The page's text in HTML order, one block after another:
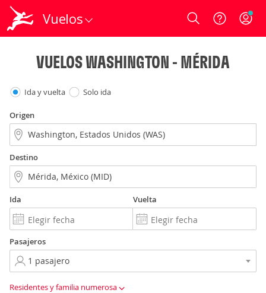
Vuelos Login
VUELOS WASHINGTON - MÉRIDA
Ida y vuelta Solo ida
Origen
Destino
Ida Vuelta
Pasajeros
Residentes y familia numerosa